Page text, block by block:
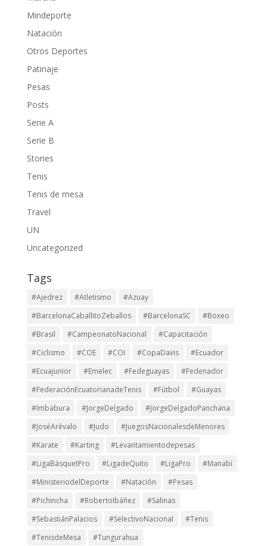
Mindeporte
Natación
Otros Deportes
Patinaje
Pesas
Posts
Serie A
Serie B
Stories
Tenis
Tenis de mesa
Travel
UN
Uncategorized
Tags
#Ajedrez #Atletismo
#Azuay
#BarcelonaCaballitoZeballos
#BarcelonaSC
#Boxeo
#Brasil
#CampeonatoNacional
#Capacitación
#Ciclismo
#COE #COI #CopaDavis
#Ecuador
#Ecuajunior
#Emelec #Fedeguayas
#Fedenador
#FederaciónEcuatorianadeTenis
#Fútbol
#Guayas
#Imbabura
#JorgeDelgado
#JorgeDelgadoPanchana
#JoséArévalo
#Judo
#JuegosNacionalesdeMenores
#Karate
#Karting
#Levantamientodepesas
#LigaBásquetPro
#LigadeQuito #LigaPro
#Manabí
#MinisteriodelDeporte
#Natación
#Pesas
#Pichincha
#RobertoIbáñez
#Salinas
#SebastiánPalacios
#SelectivoNacional
#Tenis
#TenisdeMesa
#Tungurahua